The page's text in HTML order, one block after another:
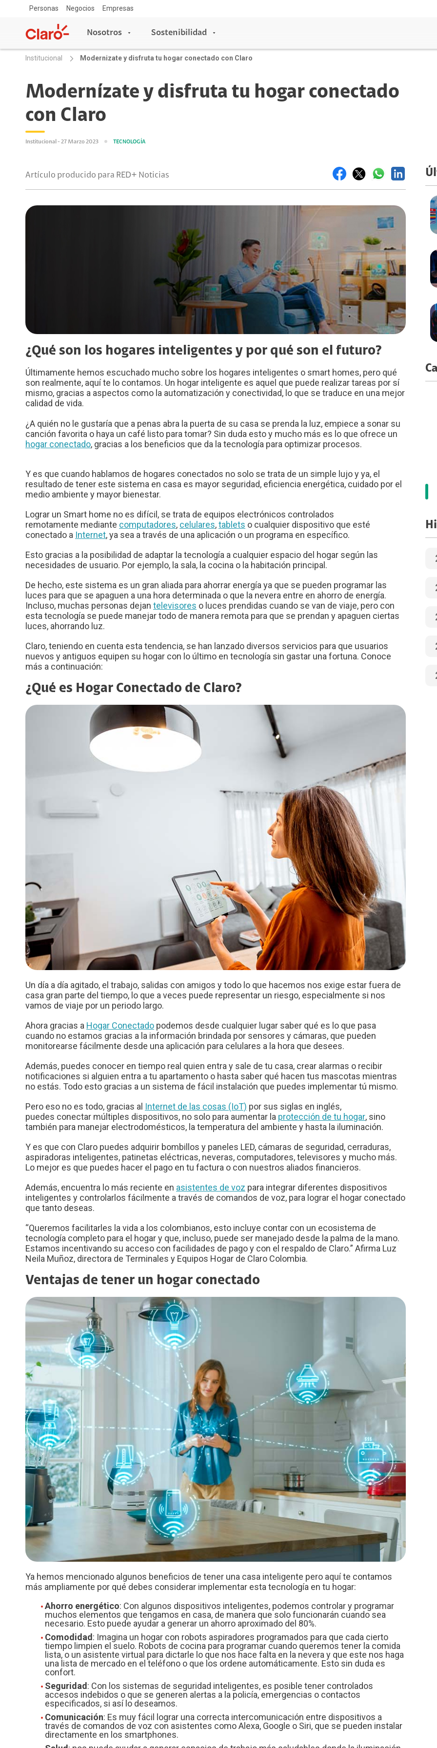
Personas Negocios Empresas
Nosotros
Sala de prensa
Blog Claro
5G
Sostenibilidad
Acceso y Educación
Escuelas conectadas
Travesía por Colombia
Institucional Modernizate y disfruta tu hogar conectado con Claro
Modernízate y disfruta tu hogar conectado
con Claro
Institucional - 27 Marzo 2023 TECNOLOGÍA
Artículo producido para RED+ Noticias
¿Qué son los hogares inteligentes y por qué son el futuro?
Últimamente hemos escuchado mucho sobre los hogares inteligentes o smart homes, pero qué
son realmente, aquí te lo contamos. Un hogar inteligente es aquel que puede realizar tareas por sí
mismo, gracias a aspectos como la automatización y conectividad, lo que se traduce en una mejor
calidad de vida.
¿A quién no le gustaría que a penas abra la puerta de su casa se prenda la luz, empiece a sonar su
canción favorita o haya un café listo para tomar? Sin duda esto y mucho más es lo que ofrece un
hogar conectado, gracias a los beneficios que da la tecnología para optimizar procesos.
Y es que cuando hablamos de hogares conectados no solo se trata de un simple lujo y ya, el
resultado de tener este sistema en casa es mayor seguridad, eficiencia energética, cuidado por el
medio ambiente y mayor bienestar.
Lograr un Smart home no es difícil, se trata de equipos electrónicos controlados
remotamente mediante computadores, celulares,tablets o cualquier dispositivo que esté
conectado a Internet, ya sea a través de una aplicación o un programa en específico.
Esto gracias a la posibilidad de adaptar la tecnología a cualquier espacio del hogar según las
necesidades de usuario. Por ejemplo, la sala, la cocina o la habitación principal.
De hecho, este sistema es un gran aliada para ahorrar energía ya que se pueden programar las
luces para que se apaguen a una hora determinada o que la nevera entre en ahorro de energía.
Incluso, muchas personas dejan televisores o luces prendidas cuando se van de viaje, pero con
esta tecnología se puede manejar todo de manera remota para que se prendan y apaguen ciertas
luces, ahorrando luz.
Claro, teniendo en cuenta esta tendencia, se han lanzado diversos servicios para que usuarios
nuevos y antiguos equipen su hogar con lo último en tecnología sin gastar una fortuna. Conoce
más a continuación:
¿Qué es Hogar Conectado de Claro?
Un día a día agitado, el trabajo, salidas con amigos y todo lo que hacemos nos exige estar fuera de
casa gran parte del tiempo, lo que a veces puede representar un riesgo, especialmente si nos
vamos de viaje por un periodo largo.
Ahora gracias a Hogar Conectado podemos desde cualquier lugar saber qué es lo que pasa
cuando no estamos gracias a la información brindada por sensores y cámaras, que pueden
monitorearse fácilmente desde una aplicación para celulares a la hora que desees.
Además, puedes conocer en tiempo real quien entra y sale de tu casa, crear alarmas o recibir
notificaciones si alguien entra a tu apartamento o hasta saber qué hacen tus mascotas mientras
no estás. Todo esto gracias a un sistema de fácil instalación que puedes implementar tú mismo.
Pero eso no es todo, gracias al Internet de las cosas (IoT) por sus siglas en inglés,
puedes conectar múltiples dispositivos, no solo para aumentar la protección de tu hogar, sino
también para manejar electrodomésticos, la temperatura del ambiente y hasta la iluminación.
Y es que con Claro puedes adquirir bombillos y paneles LED, cámaras de seguridad, cerraduras,
aspiradoras inteligentes, patinetas eléctricas, neveras, computadores, televisores y mucho más.
Lo mejor es que puedes hacer el pago en tu factura o con nuestros aliados financieros.
Además, encuentra lo más reciente en asistentes de voz para integrar diferentes dispositivos
inteligentes y controlarlos fácilmente a través de comandos de voz, para lograr el hogar conectado
que tanto deseas.
“Queremos facilitarles la vida a los colombianos, esto incluye contar con un ecosistema de
tecnología completo para el hogar y que, incluso, puede ser manejado desde la palma de la mano.
Estamos incentivando su acceso con facilidades de pago y con el respaldo de Claro.” Afirma Luz
Neila Muñoz, directora de Terminales y Equipos Hogar de Claro Colombia.
Ventajas de tener un hogar conectado
Ya hemos mencionado algunos beneficios de tener una casa inteligente pero aquí te contamos
más ampliamente por qué debes considerar implementar esta tecnología en tu hogar:
Ahorro energético: Con algunos dispositivos inteligentes, podemos controlar y programar
muchos elementos que tengamos en casa, de manera que solo funcionarán cuando sea
necesario. Esto puede ayudar a generar un ahorro aproximado del 80%.
Comodidad : Imagina un hogar con robots aspiradores programados para que cada cierto
tiempo limpien el suelo. Robots de cocina para programar cuando queremos tener la comida
lista, o un asistente virtual para dictarle lo que nos hace falta en la nevera y que este nos haga
una lista de mercado en el teléfono o que los ordene automáticamente. Esto sin duda es
confort.
Seguridad : Con los sistemas de seguridad inteligentes, es posible tener controlados
accesos indebidos o que se generen alertas a la policía, emergencias o contactos
especificados, si así lo deseamos.
Comunicación: Es muy fácil lograr una correcta intercomunicación entre dispositivos a
través de comandos de voz con asistentes como Alexa, Google o Siri, que se pueden instalar
directamente en los smartphones.